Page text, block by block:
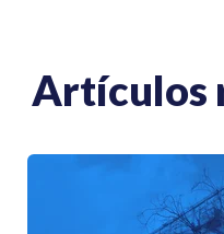
Artículos